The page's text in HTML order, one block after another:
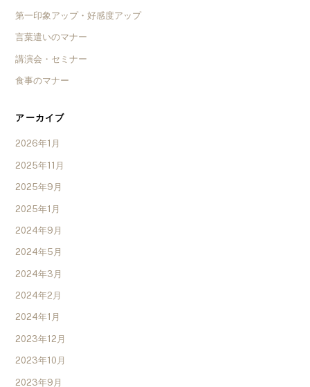
第一印象アップ・好感度アップ
言葉遣いのマナー
講演会・セミナー
食事のマナー
アーカイブ
2026年1月
2025年11月
2025年9月
2025年1月
2024年9月
2024年5月
2024年3月
2024年2月
2024年1月
2023年12月
2023年10月
2023年9月